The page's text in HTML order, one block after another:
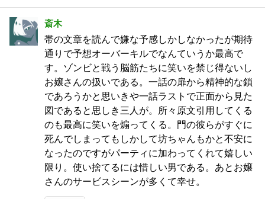
斎木
帯の文章を読んで嫌な予感しかしなかったが期待
通りで予想オーバーキルでなんていうか最高で
す。ゾンビと戦う脳筋たちに笑いを禁じ得ないし
お嬢さんの扱いである。一話の扉から精神的な鎖
であろうかと思いきや一話ラストで正面から見た
図であると思しき三人が。所々原文引用してくる
のも最高に笑いを煽ってくる。門の彼らがすぐに
死んでしまってもしかして坊ちゃんもかと不安に
なったのですがパーティに加わってくれて嬉しい
限り。使い捨てるには惜しい男である。あとお嬢
さんのサービスシーンが多くて幸せ。